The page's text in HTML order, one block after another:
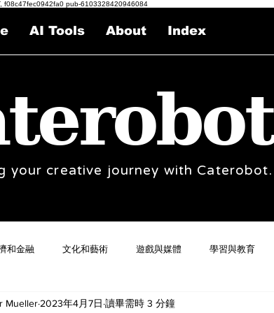
f08c47fec0942fa0 pub-6103328420946084
AI Tools About Index
your creative journey with Caterobot.
和金融 文化和藝術 遊戲與媒體 學習與教育
Mueller 2023年4月7日 讀畢需時 3 分鐘